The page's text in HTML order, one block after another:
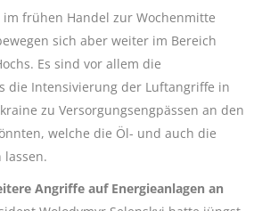
im frühen Handel zur Wochenmitte
sich aber weiter im Bereich
Es sind vor allem die
die Intensivierung der Luftangriffe in
zu Versorgungsengpässen an den
welche die Öl- und auch die
lassen.
Angriffe auf Energieanlagen an